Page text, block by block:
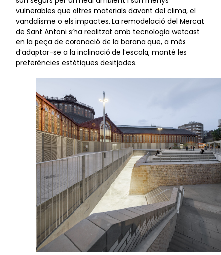
vulnerables que altres materials davant del clima, el
vandalisme o els impactes. La remodelació del Mercat
de Sant Antoni s’ha realitzat amb tecnologia wetcast
en la peça de coronació de la barana que, a més
d’adaptar-se a la inclinació de l’escala, manté les
preferències estètiques desitjades.